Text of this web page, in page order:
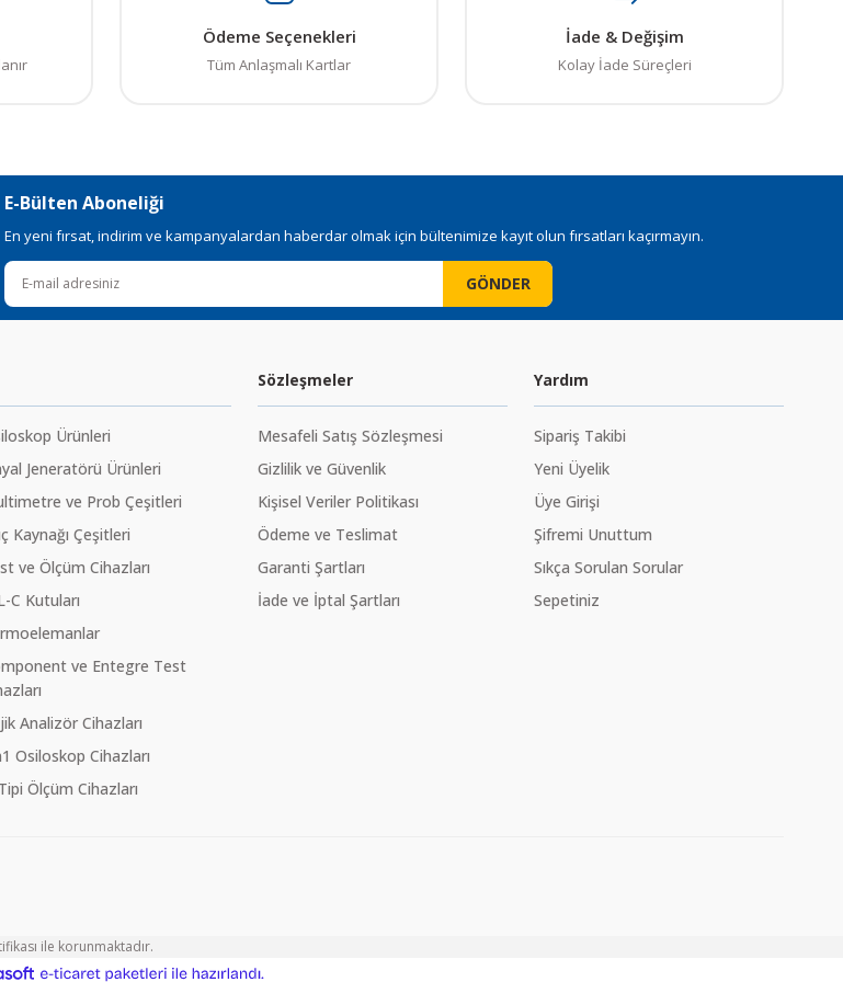
Ödeme Seçenekleri
Tüm Anlaşmalı Kartlar
İade & Değişim
Kolay İade Süreçleri
E-Bülten Aboneliği
En yeni fırsat, indirim ve kampanyalardan haberdar olmak için bültenimize kayıt olun fırsatları kaçırmayın.
GÖNDER
Ürünleri
Jeneratörü Ürünleri
ve Prob Çeşitleri
Kaynağı Çeşitleri
ve Ölçüm Cihazları
C Kutuları
ve Entegre Test
Analizör Cihazları
Osiloskop Cihazları
Ölçüm Cihazları
Sözleşmeler
Mesafeli Satış Sözleşmesi
Gizlilik ve Güvenlik
Kişisel Veriler Politikası
Ödeme ve Teslimat
Garanti Şartları
İade ve İptal Şartları
Yardım
Sipariş Takibi
Yeni Üyelik
Üye Girişi
Şifremi Unuttum
Sıkça Sorulan Sorular
Sepetiniz
ile korunmaktadır.
ideasoft e-